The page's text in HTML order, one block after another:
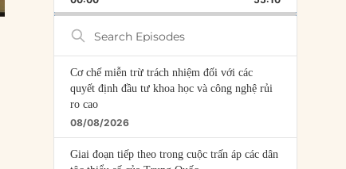
Search
Episodes
Cơ chế miễn trừ trách nhiệm đối với các
quyết định đầu tư khoa học và công nghệ rủi
ro cao
08/08/2026
Giai đoạn tiếp theo trong cuộc trấn áp các dân